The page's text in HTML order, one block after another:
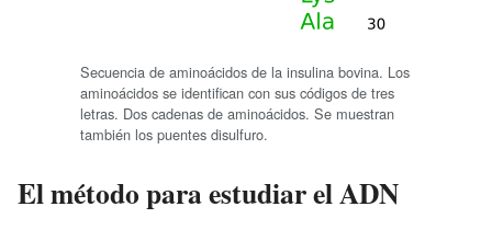
Secuencia de aminoácidos de la insulina bovina. Los
aminoácidos se identifican con sus códigos de tres
letras. Dos cadenas de aminoácidos. Se muestran
también los puentes disulfuro.
El método para estudiar el ADN